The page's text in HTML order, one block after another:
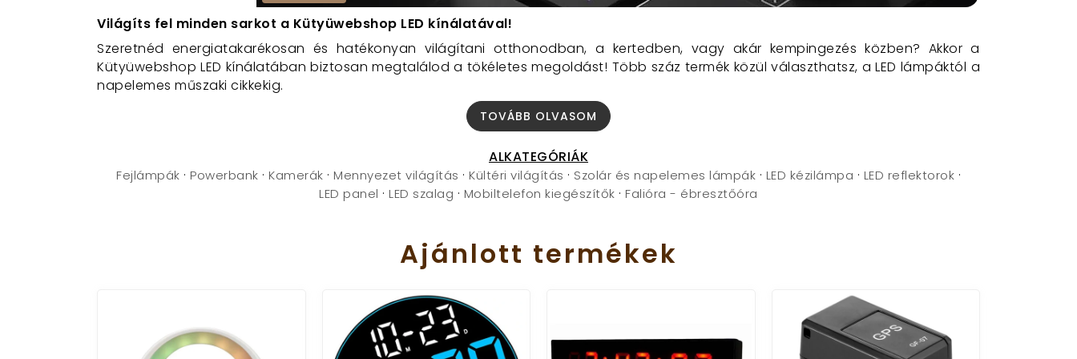
Világíts fel minden sarkot a Kütyüwebshop LED kínálatával!
Szeretnéd energiatakarékosan és hatékonyan világítani otthonodban, a kertedben, vagy akár kempingezés közben? Akkor a
Kütyüwebshop LED kínálatában biztosan megtalálod a tökéletes megoldást! Több száz termék közül választhatsz, a LED lámpáktól a
napelemes műszaki cikkekig.
Minőségi márkák: Csak megbízható gyártóktól forgalmazunk termékeket, hogy biztos lehess a minőségben és a tartósságban.
Szakértő ügyfélszolgálat: Kérdéseiddel és kéréseiddel bátran fordulj hozzánk, segítünk a választásban!
LED lámpák: Energiatakarékosak, tartósak, és kiváló fényminőséget biztosítanak. Választhatsz izzólámpákat, spotlámpákat, asztali
lámpákat, és még sok mást.
LED szalagok: Ideálisak hangulatvilágításhoz, dekorációhoz, és kiemelő világításhoz. Választhatsz melegfehér, hidegfehér, színes, és
TOVÁBB OLVASOM
ALKATEGÓRIÁK
Fejlámpák · Powerbank · Kamerák · Mennyezet világítás · Kültéri világítás · Szolár és napelemes lámpák · LED kézilámpa · LED reflektorok ·
LED panel · LED szalag · Mobiltelefon kiegészítők · Falióra - ébresztőóra
Ajánlott termékek